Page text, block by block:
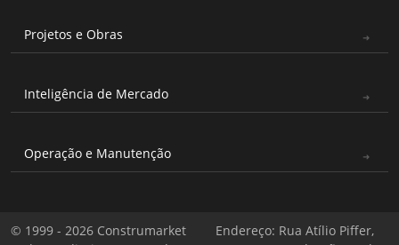
Projetos e Obras
Inteligência de Mercado
Operação e Manutenção
© 1999 - 2026 Construmarket
Endereço: Rua Atílio Piffer,